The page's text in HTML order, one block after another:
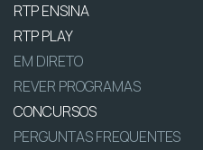
RTP ENSINA
RTP PLAY
EM DIRETO
REVER PROGRAMAS
CONCURSOS
PERGUNTAS FREQUENTES